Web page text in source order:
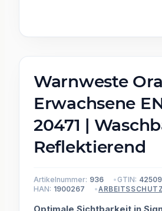
Warnweste
Erwachsene
20471 |
Reflektierend
Artikelnummer: 936 GTIN:
HAN: 1900267 ARBEITSSCHUTZ